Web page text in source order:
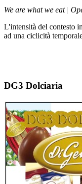
We are what we eat |
L'intensità del contesto
ad una ciclicità
DG3 Dolciaria